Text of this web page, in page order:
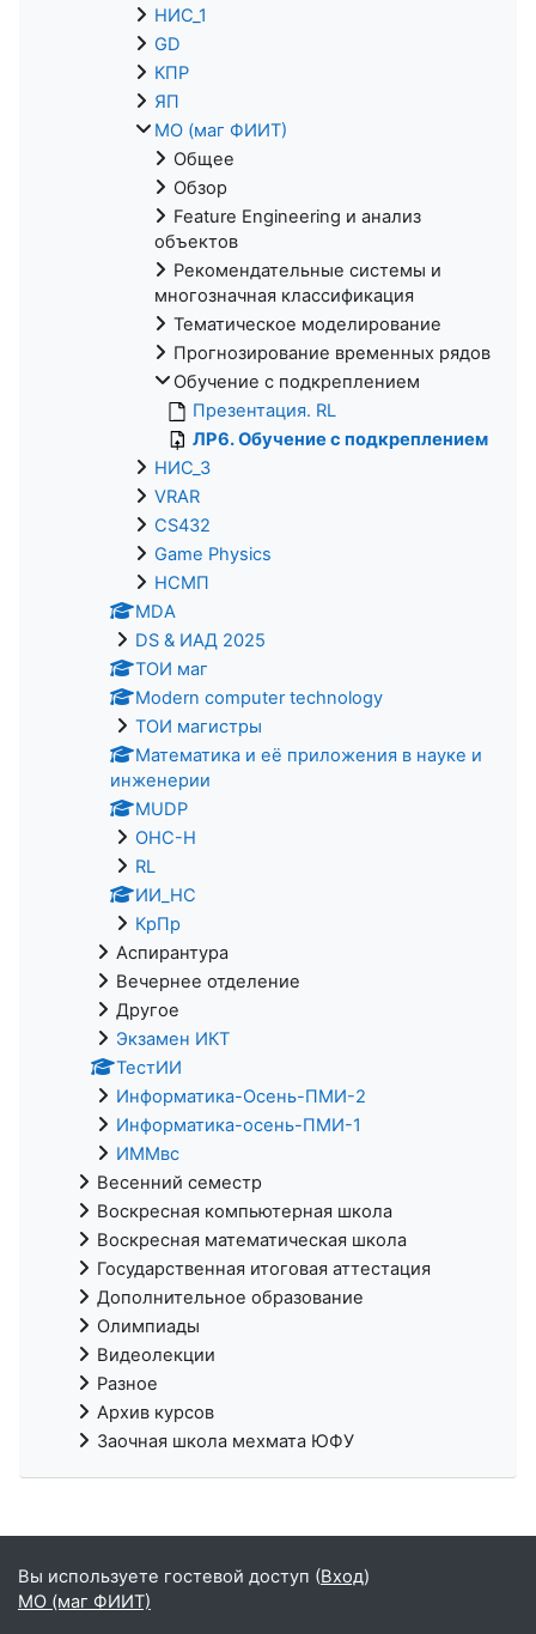
НИС_1
GD
КПР
ЯП
МО (маг ФИИТ)
Общее
Обзор
Feature Engineering и анализ
объектов
Рекомендательные системы и
многозначная классификация
Тематическое моделирование
Прогнозирование временных рядов
Обучение с подкреплением
Презентация. RL
ЛР6. Обучение с подкреплением
НИС_3
VRAR
CS432
Game Physics
НСМП
MDA
DS & ИАД 2025
ТОИ маг
Modern computer technology
ТОИ магистры
Математика и её приложения в науке и
инженерии
MUDP
ОНС-Н
RL
ИИ_НС
КрПр
Аспирантура
Вечернее отделение
Другое
Экзамен ИКТ
ТестИИ
Информатика-Осень-ПМИ-2
Информатика-осень-ПМИ-1
ИММвс
Весенний семестр
Воскресная компьютерная школа
Воскресная математическая школа
Государственная итоговая аттестация
Дополнительное образование
Олимпиады
Видеолекции
Разное
Архив курсов
Заочная школа мехмата ЮФУ
Вы используете гостевой доступ (Вход)
МО (маг ФИИТ)